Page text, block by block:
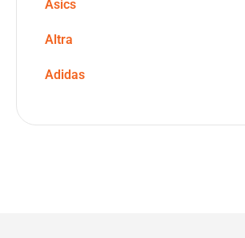
Asics
Altra
Adidas